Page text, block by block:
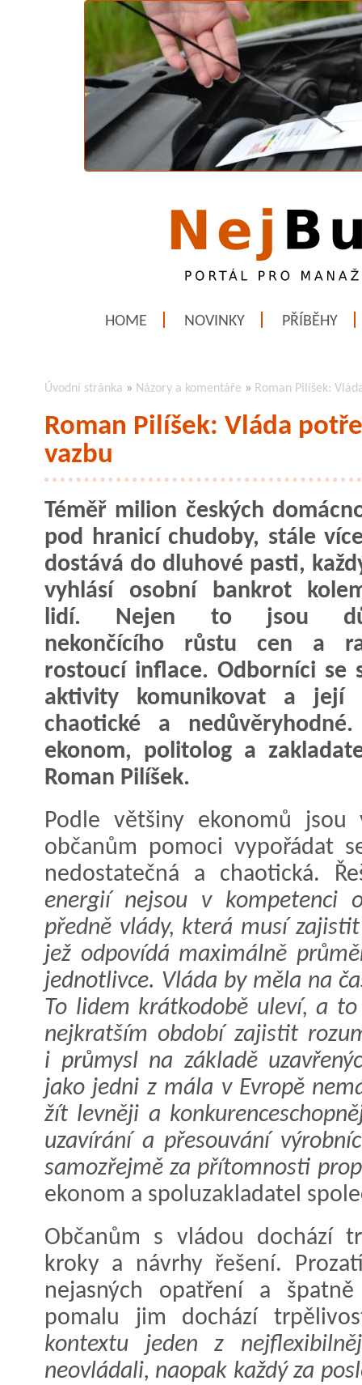
HOME NOVINKY PŘÍBĚHY
Úvodní stránka » Názory a komentáře » Roman Pilíšek:
Roman Pilíšek: Vláda
vazbu
Téměř milion českých
pod hranicí chudoby, stále
dostává do dluhové pasti,
vyhlásí osobní bankrot
lidí. Nejen to jsou
nekončícího růstu cen a
rostoucí inflace. Odborníci se
aktivity komunikovat a její
chaotické a
ekonom, politolog a
Roman Pilíšek.
Podle většiny ekonomů
občanům pomoci vypořádat
nedostatečná a chaotická.
energií nejsou v kompetenci
předně vlády, která musí
jež odpovídá maximálně
jednotlivce. Vláda by měla na
To lidem krátkodobě uleví, a
nejkratším období zajistit
i průmysl na základě
jako jedni z mála v Evropě
žít levněji a
uzavírání a přesouvání
samozřejmě za přítomnosti
ekonom a spoluzakladatel
Občanům s vládou dochází
kroky a návrhy řešení.
nejasných opatření a
pomalu jim dochází
kontextu jeden z
neovládali, naopak každý za